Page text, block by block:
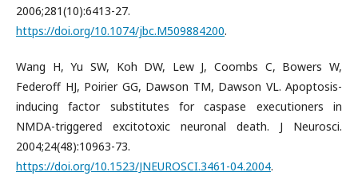
2006;281(10):6413-27.
https://doi.org/10.1074/jbc.M509884200.
Wang H, Yu SW, Koh DW, Lew J, Coombs C, Bowers W,
Federoff HJ, Poirier GG, Dawson TM, Dawson VL. Apoptosis-
inducing factor substitutes for caspase executioners in
NMDA-triggered excitotoxic neuronal death. J Neurosci.
2004;24(48):10963-73.
https://doi.org/10.1523/JNEUROSCI.3461-04.2004.